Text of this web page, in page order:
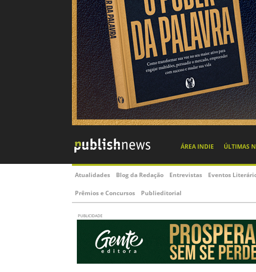
ÁREA INDIE ÚLTIMAS
Atualidades Blog da Redação Entrevistas Eventos
Prêmios e Concursos Publieditorial
PUBLICIDADE